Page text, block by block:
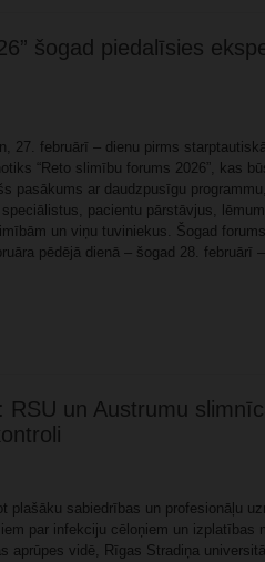
šogad piedalīsies
27. februārī – dienu pirms
“Reto slimību forums 2026”, kas
pasākums ar daudzpusīgu
speciālistus, pacientu pārstāvjus,
un viņu tuviniekus. Šogad
pēdējā dienā – šogad 28. februārī
RSU un Austrumu
plašāku sabiedrības un profesionāļu
par infekciju cēloņiem un izplatības
aprūpes vidē, Rīgas Stradiņa